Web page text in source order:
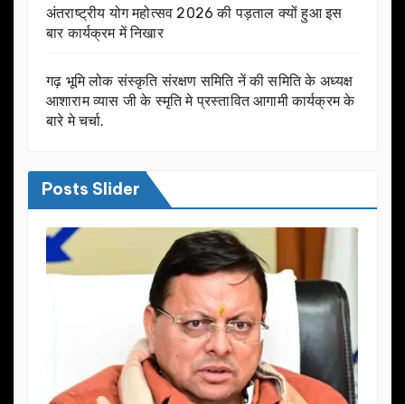
अंतराष्ट्रीय योग महोत्सव 2026 की पड़ताल क्यों हुआ इस
बार कार्यक्रम में निखार
गढ़ भूमि लोक संस्कृति संरक्षण समिति नें की समिति के अध्यक्ष
आशाराम व्यास जी के स्मृति मे प्रस्तावित आगामी कार्यक्रम के
बारे मे चर्चा.
Posts Slider